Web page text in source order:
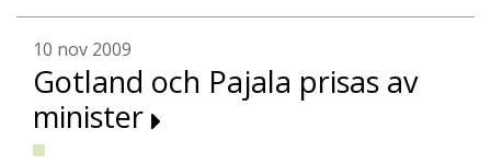
10 nov 2009
Gotland och Pajala prisas av
minister